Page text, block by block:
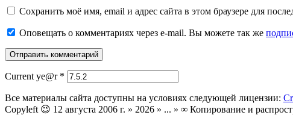
Сохранить моё имя, email и адрес сайта в этом браузере для
Оповещать о комментариях через e-mail. Вы можете так же
Current ye@r *
Все материалы сайта доступны на условиях следующей лицензии:
Copyleft 😉 12 августа 2006 г. » 2026 » ... » ∞ Копирование и